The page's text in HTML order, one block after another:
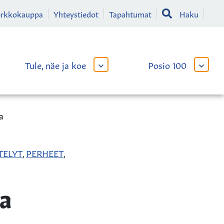
Yhteystiedot Tapahtumat Haku
Tule, näe ja koe
AVAA
ALAVALIKKO
Posio 100
AVAA
, PERHEET,